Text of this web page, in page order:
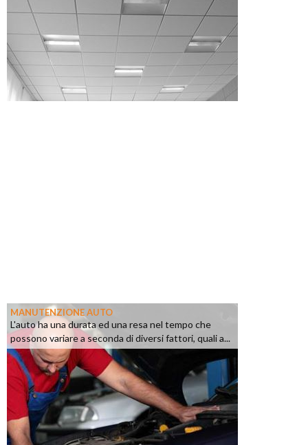
MANUTENZIONE AUTO
L'auto ha una durata ed una resa nel tempo che
possono variare a seconda di diversi fattori, quali a...